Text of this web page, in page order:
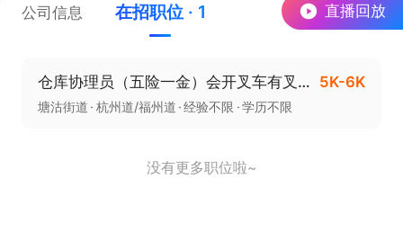
直播回放
公司信息 在招职位 · 1
仓库协理员（五险一金）会开叉车有叉车证 直接电话联系 5K-6K
塘沽街道 杭州道/福州道 经验不限 学历不限
没有更多职位啦~